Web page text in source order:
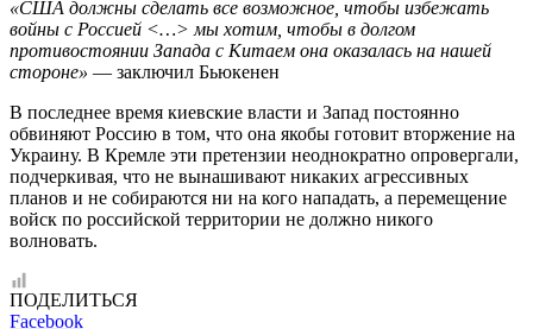
«США должны сделать все возможное, чтобы избежать
войны с Россией <…> мы хотим, чтобы в долгом
противостоянии Запада с Китаем она оказалась на нашей
стороне» — заключил Бьюкенен
В последнее время киевские власти и Запад постоянно
обвиняют Россию в том, что она якобы готовит вторжение на
Украину. В Кремле эти претензии неоднократно опровергали,
подчеркивая, что не вынашивают никаких агрессивных
планов и не собираются ни на кого нападать, а перемещение
войск по российской территории не должно никого
волновать.
ПОДЕЛИТЬСЯ
Facebook